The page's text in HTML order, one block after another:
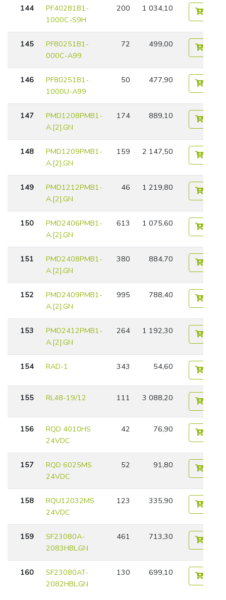
144
PF40281B1-
1000C-S9H
200 1 034,10
145
PF80251B1-
000C-A99
72 499,00
146
PF80251B1-
1000U-A99
50 477,90
147
PMD1208PMB1-
A.[2].GN
174 889,10
148
PMD1209PMB1-
A.[2].GN
159 2 147,50
149
PMD1212PMB1-
A.[2].GN
46 1 219,80
150
PMD2406PMB1-
A.[2].GN
613 1 075,60
151
PMD2408PMB1-
A.[2].GN
380 884,70
152
PMD2409PMB1-
A.[2].GN
995 788,40
153
PMD2412PMB1-
A.[2].GN
264 1 192,30
154 RAD-1 343 54,60
155 RL48-19/12 111 3 088,20
156
RQD 4010HS
24VDC
42 76,90
157
RQD 6025MS
24VDC
52 91,80
158
RQU12032MS
24VDC
123 335,90
159
SF23080A-
2083HBL.GN
461 713,30
160
SF23080AT-
2082HBL.GN
130 699,10